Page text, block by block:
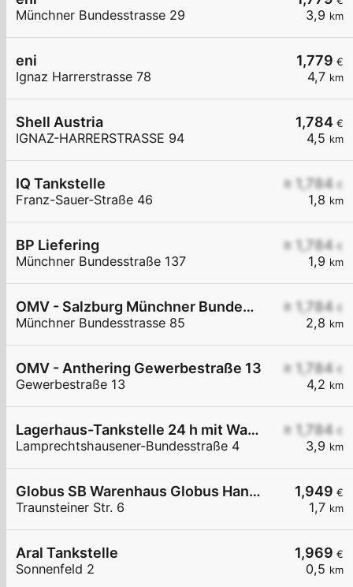
3,9 km
Münchner Bundesstrasse 29
1,779 €
4,7 km
eni
Ignaz Harrerstrasse 78
1,784 €
4,5 km
Shell Austria
IGNAZ-HARRERSTRASSE 94
≥ 1,784 €
1,8 km
IQ Tankstelle
Franz-Sauer-Straße 46
≥ 1,784 €
1,9 km
BP Liefering
Münchner Bundesstraße 137
≥ 1,784 €
2,8 km
OMV - Salzburg Münchner Bundesstraße 85
Münchner Bundesstrasse 85
≥ 1,784 €
4,2 km
OMV - Anthering Gewerbestraße 13
Gewerbestraße 13
≥ 1,784 €
3,9 km
Lagerhaus-Tankstelle 24 h mit Waschportal
Lamprechtshausener-Bundesstraße 4
1,949 €
1,7 km
Globus SB Warenhaus Globus Handelshof St. Wendel GmbH & Co. KG Betriebsstätte Freilassing
Traunsteiner Str. 6
1,969 €
0,5 km
Aral Tankstelle
Sonnenfeld 2